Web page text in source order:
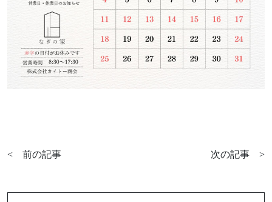
We are nagi
Blog News
ポリシーに関して
Follow us
< 前の記事 次の記事 >